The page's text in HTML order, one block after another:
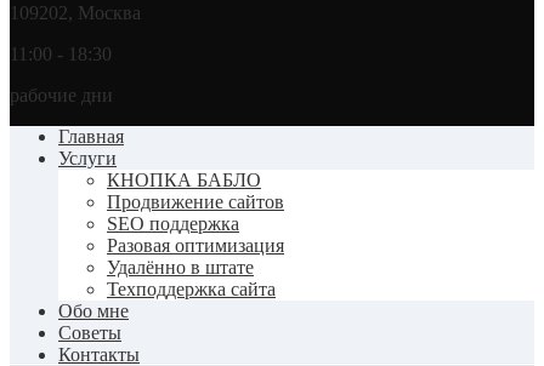
109202, Москва
11:00 - 18:30
рабочие дни
Главная
Услуги
КНОПКА БАБЛО
Продвижение сайтов
SEO поддержка
Разовая оптимизация
Удалённо в штате
Техподдержка сайта
Обо мне
Советы
Контакты